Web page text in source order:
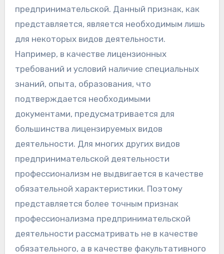
предпринимательской. Данный признак, как
представляется, является необходимым лишь
для некоторых видов деятельности.
Например, в качестве лицензионных
требований и условий наличие специальных
знаний, опыта, образования, что
подтверждается необходимыми
документами, предусматривается для
большинства лицензируемых видов
деятельности. Для многих других видов
предпринимательской деятельности
профессионализм не выдвигается в качестве
обязательной характеристики. Поэтому
представляется более точным признак
профессионализма предпринимательской
деятельности рассматривать не в качестве
обязательного, а в качестве факультативного